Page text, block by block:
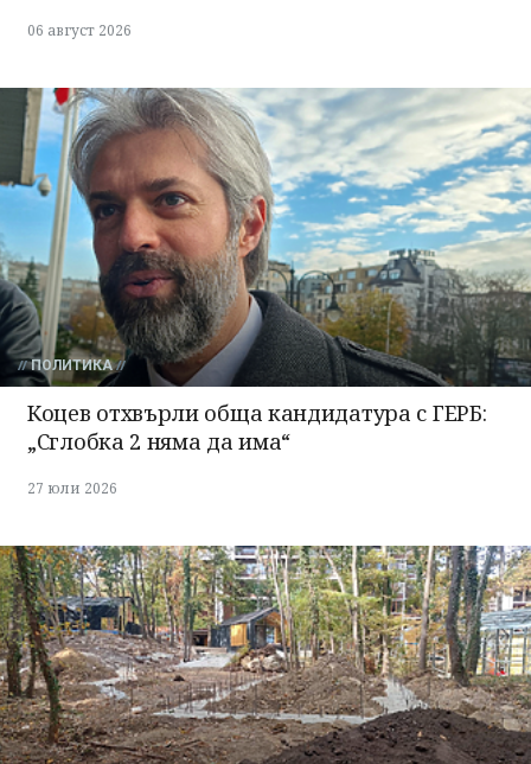
06 август 2026
ПОЛИТИКА
Коцев отхвърли обща кандидатура с ГЕРБ:
„Сглобка 2 няма да има“
27 юли 2026